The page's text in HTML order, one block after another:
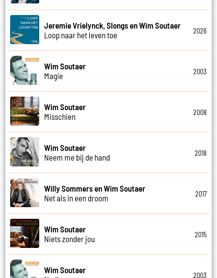
Jeremie Vrielynck, Slongs en Wim Soutaer
Loop naar het leven toe
2026
Wim Soutaer
Magie
2003
Wim Soutaer
Misschien
2008
Wim Soutaer
Neem me bij de hand
2018
Willy Sommers en Wim Soutaer
Net als in een droom
2017
Wim Soutaer
Niets zonder jou
2015
Wim Soutaer
2003